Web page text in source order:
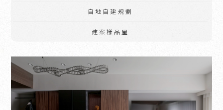
自地自建規劃
建案樣品屋